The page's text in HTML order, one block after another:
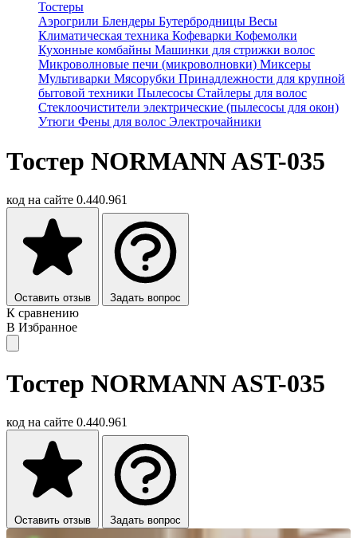
Тостеры
Аэрогрили Блендеры Бутербродницы Весы
Климатическая техника Кофеварки Кофемолки
Кухонные комбайны Машинки для стрижки волос
Микроволновые печи (микроволновки) Миксеры
Мультиварки Мясорубки Принадлежности для крупной
бытовой техники Пылесосы Стайлеры для волос
Стеклоочистители электрические (пылесосы для окон)
Утюги Фены для волос Электрочайники
Тостер NORMANN AST-035
код на сайте 0.440.961
Оставить отзыв Задать вопрос
К сравнению
В Избранное
Тостер NORMANN AST-035
код на сайте 0.440.961
Оставить отзыв Задать вопрос